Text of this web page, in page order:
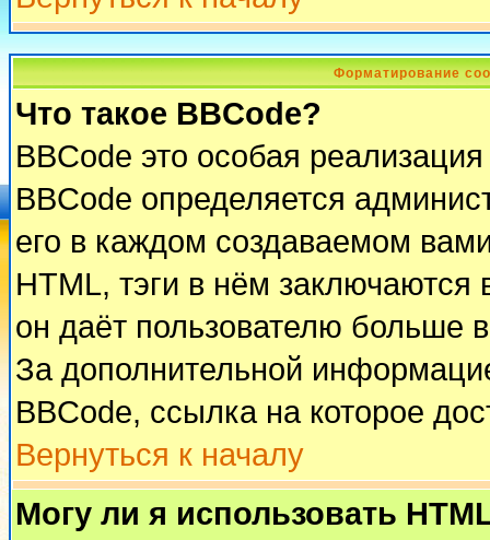
Форматирование
Что такое BBCode?
BBCode это особая
BBCode определяется
его в каждом создаваемом
HTML, тэги в нём заключаются
он даёт пользователю больше
За дополнительной
BBCode, ссылка на которое
Вернуться к началу
Могу ли я использовать